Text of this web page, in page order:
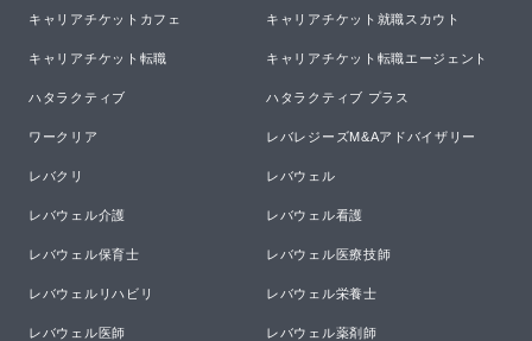
キャリアチケットカフェ キャリアチケット就職スカウト
キャリアチケット転職 キャリアチケット転職エージェント
ハタラクティブ ハタラクティブ プラス
ワークリア レバレジーズM&Aアドバイザリー
レバクリ レバウェル
レバウェル介護 レバウェル看護
レバウェル保育士 レバウェル医療技師
レバウェルリハビリ レバウェル栄養士
レバウェル医師 レバウェル薬剤師